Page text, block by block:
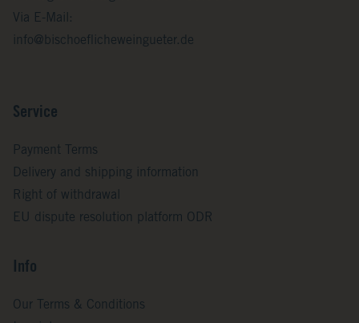
Via E-Mail:
info@bischoeflicheweingueter.de
Service
Payment Terms
Delivery and shipping information
Right of withdrawal
EU dispute resolution platform ODR
Info
Our Terms & Conditions